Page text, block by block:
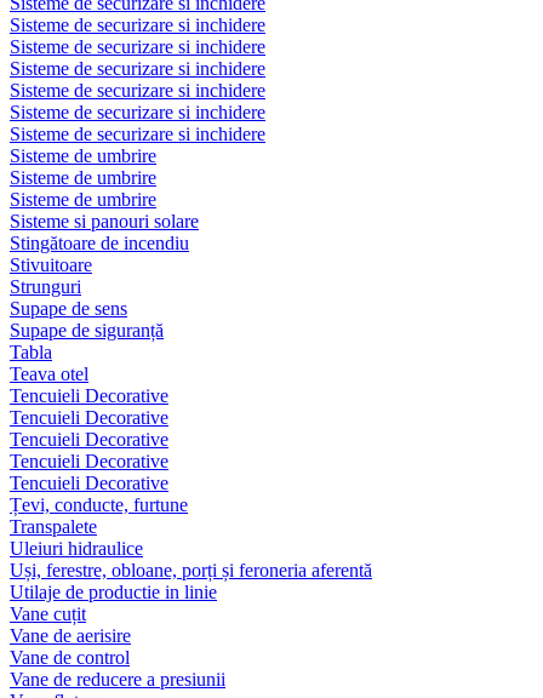
Sisteme de securizare si inchidere
Sisteme de securizare si inchidere
Sisteme de securizare si inchidere
Sisteme de securizare si inchidere
Sisteme de securizare si inchidere
Sisteme de securizare si inchidere
Sisteme de umbrire
Sisteme de umbrire
Sisteme de umbrire
Sisteme si panouri solare
Stingătoare de incendiu
Stivuitoare
Strunguri
Supape de sens
Supape de siguranță
Tabla
Teava otel
Tencuieli Decorative
Tencuieli Decorative
Tencuieli Decorative
Tencuieli Decorative
Tencuieli Decorative
Țevi, conducte, furtune
Transpalete
Uleiuri hidraulice
Uși, ferestre, obloane, porți și feroneria aferentă
Utilaje de productie in linie
Vane cuțit
Vane de aerisire
Vane de control
Vane de reducere a presiunii